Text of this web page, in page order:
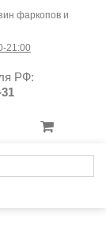
фаркопов и
21:00
РФ: